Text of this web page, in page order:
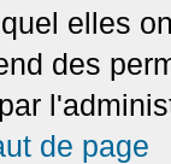
elles
des
de page